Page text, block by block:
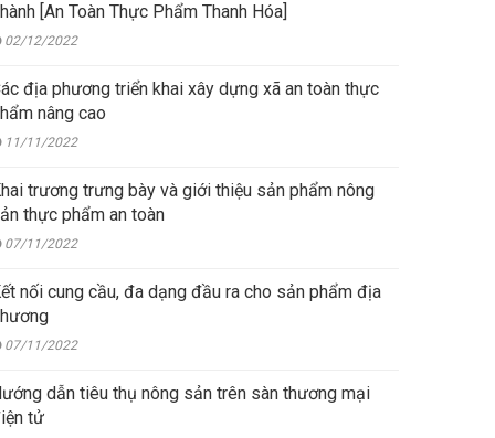
[An Toàn Thực Phẩm Thanh Hóa]
02/12/2022
địa phương triển khai xây dựng xã an toàn thực
nâng cao
11/11/2022
trương trưng bày và giới thiệu sản phẩm nông
thực phẩm an toàn
07/11/2022
cung cầu, đa dạng đầu ra cho sản phẩm địa
07/11/2022
dẫn tiêu thụ nông sản trên sàn thương mại
tử